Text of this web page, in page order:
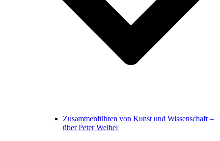
Zusammenführen von Kunst und Wissenschaft –
über Peter Weibel